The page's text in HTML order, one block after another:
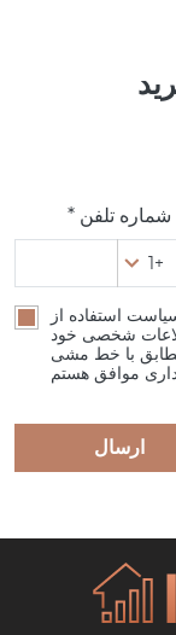
شماره تلفن *
+1
استفاده از
شخصی خود
با خط مشی
موافق هستم
ارسال